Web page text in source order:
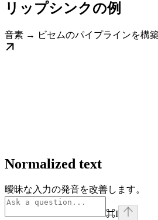
リップシンクの例
音素 → ビセムのパイプラインを構築
Normalized text
曖昧な入力の発音を改善します。
⌘I